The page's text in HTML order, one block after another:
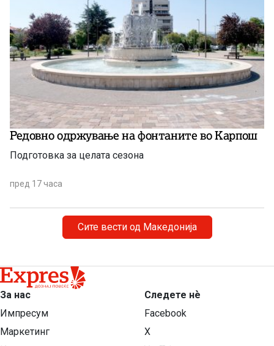
Редовно одржување на фонтаните во Карпош
Подготовка за целата сезона
пред 17 часа
Сите вести од Македонија
За нас
Импресум
Маркетинг
Следете нѐ
Facebook
X